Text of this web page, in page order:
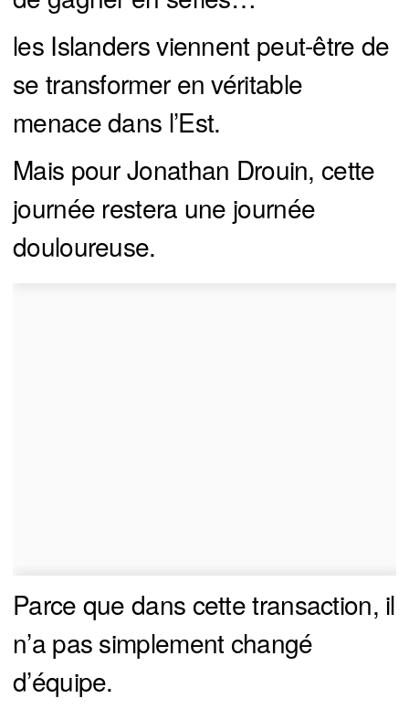
les Islanders viennent peut-être de
se transformer en véritable
menace dans l’Est.
Mais pour Jonathan Drouin, cette
journée restera une journée
douloureuse.
Parce que dans cette transaction, il
n’a pas simplement changé
d’équipe.